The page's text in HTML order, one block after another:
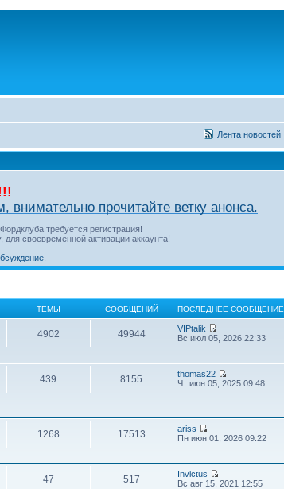
Лента новостей
прочитайте ветку анонса.
требуется регистрация!
своевременной активации аккаунта!
ТЕМЫ СООБЩЕНИЙ ПОСЛЕДНЕЕ СООБЩЕНИЕ
4902 49944
VIPtalik
Вс июл 05, 2026 22:33
439 8155
thomas22
Чт июн 05, 2025 09:48
1268 17513
ariss
Пн июн 01, 2026 09:22
47 517
Invictus
Вс авг 15, 2021 12:55